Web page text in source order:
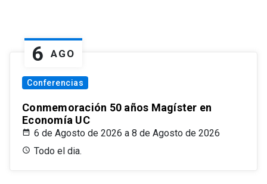
6 AGO
Conferencias
Conmemoración 50 años Magíster en
Economía UC
6 de Agosto de 2026 a 8 de Agosto de 2026
Todo el dia.